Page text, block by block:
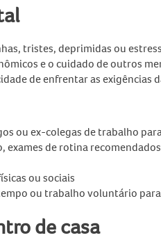
tristes, deprimidas ou
e o cuidado de outros
de enfrentar as exigências
ou ex-colegas de trabalho
exames de rotina
ou sociais
ou trabalho voluntário
de casa